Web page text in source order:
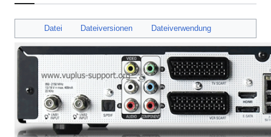
Datei Dateiversionen Dateiverwendung